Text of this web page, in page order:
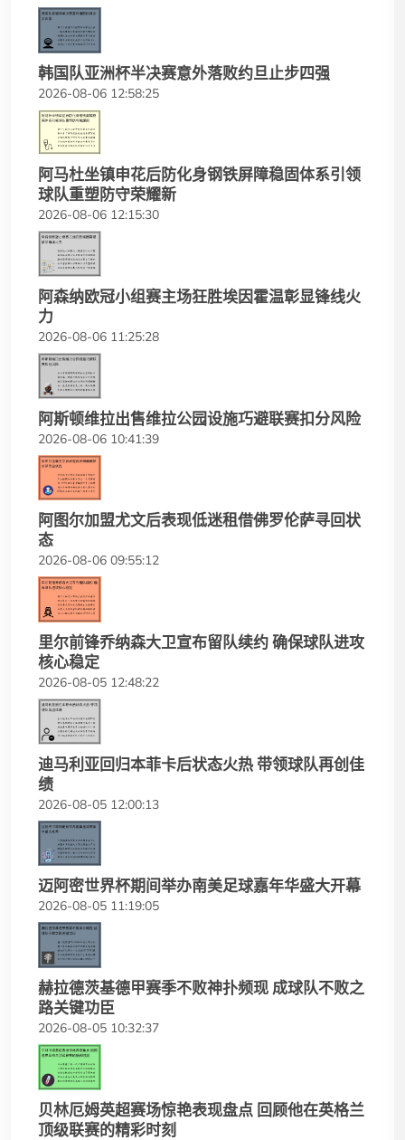
韩国队亚洲杯半决赛意外落败约旦止步四强
2026-08-06 12:58:25
阿马杜坐镇申花后防化身钢铁屏障稳固体系引领
球队重塑防守荣耀新
2026-08-06 12:15:30
阿森纳欧冠小组赛主场狂胜埃因霍温彰显锋线火
力
2026-08-06 11:25:28
阿斯顿维拉出售维拉公园设施巧避联赛扣分风险
2026-08-06 10:41:39
阿图尔加盟尤文后表现低迷租借佛罗伦萨寻回状
态
2026-08-06 09:55:12
里尔前锋乔纳森大卫宣布留队续约 确保球队进攻
核心稳定
2026-08-05 12:48:22
迪马利亚回归本菲卡后状态火热 带领球队再创佳
绩
2026-08-05 12:00:13
迈阿密世界杯期间举办南美足球嘉年华盛大开幕
2026-08-05 11:19:05
赫拉德茨基德甲赛季不败神扑频现 成球队不败之
路关键功臣
2026-08-05 10:32:37
贝林厄姆英超赛场惊艳表现盘点 回顾他在英格兰
顶级联赛的精彩时刻